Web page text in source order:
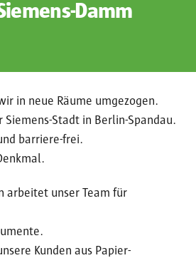
Damm
in neue Räume umgezogen.
Siemens-Stadt in Berlin-Spandau.
barriere-frei.
arbeitet unser Team für
Kunden aus Papier-